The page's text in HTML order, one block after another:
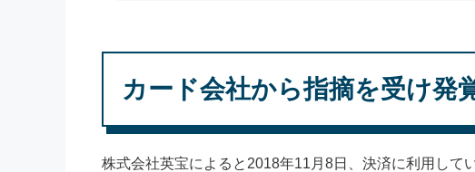
カード会社から指摘を受け発
株式会社英宝によると2018年11月8日、決済に利用して